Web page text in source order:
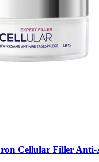
Cellular Filler Anti-​